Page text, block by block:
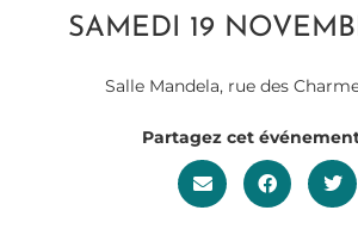
SAMEDI 19
Salle Mandela, rue des
Partagez cet